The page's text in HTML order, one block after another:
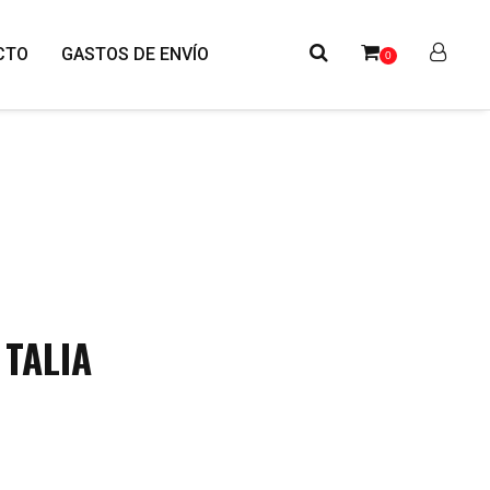
GASTOS DE ENVÍO 0